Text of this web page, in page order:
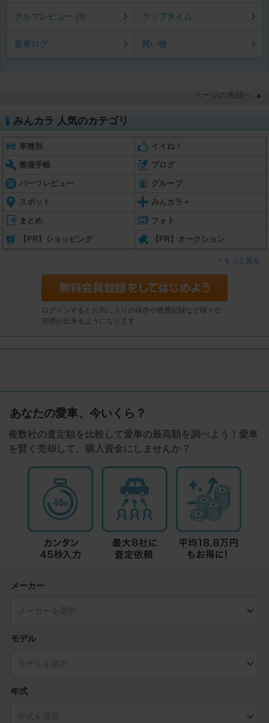
クルマレビュー (3) ラップタイム
愛車ログ 買い物
ページの先頭へ ▲
みんカラ 人気のカテゴリ
車種別 イイね！
整備手帳 ブログ
パーツレビュー グループ
スポット みんカラ＋
まとめ フォト
【PR】ショッピング 【PR】オークション
もっと見る
ログインするとお気に入りの保存や燃費記録など様々な
管理が出来るようになります
あなたの愛車、今いくら？
複数社の査定額を比較して愛車の最高額を調べよう！愛車
を賢く売却して、購入資金にしませんか？
メーカー
モデル
年式